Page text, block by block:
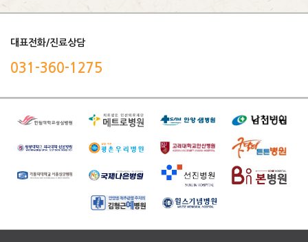
대표전화/진료상담
031-360-1275